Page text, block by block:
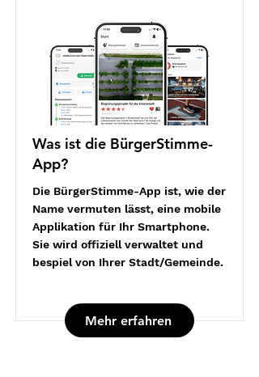
Was ist die BürgerStimme-
App?
Die BürgerStimme-App ist, wie der
Name vermuten lässt, eine mobile
Applikation für Ihr Smartphone.
Sie wird offiziell verwaltet und
bespiel von Ihrer Stadt/Gemeinde.
Mehr erfahren